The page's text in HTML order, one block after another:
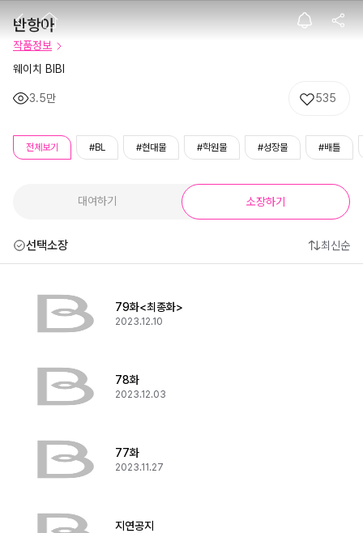
반항아
반항아
작품정보
웨이치 BIBI
3.5만 535
전체보기 #BL #현대물 #학원물 #성장물 #배틀
대여하기 소장하기
선택소장 최신순
79화<최종화>
2023.12.10
78화
2023.12.03
77화
2023.11.27
지연공지